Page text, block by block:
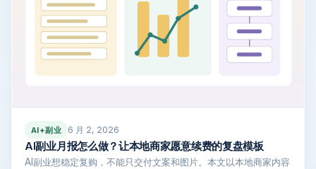
AI+副业 6 月 2, 2026
AI副业月报怎么做？让本地商家愿意续费的复盘模板
AI副业想稳定复购，不能只交付文案和图片。本文以本地商家内容